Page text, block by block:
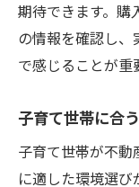
期待できます。購
の情報を確認し
で感じることが重
子育て世帯に合
子育て世帯が不
に適した環境選